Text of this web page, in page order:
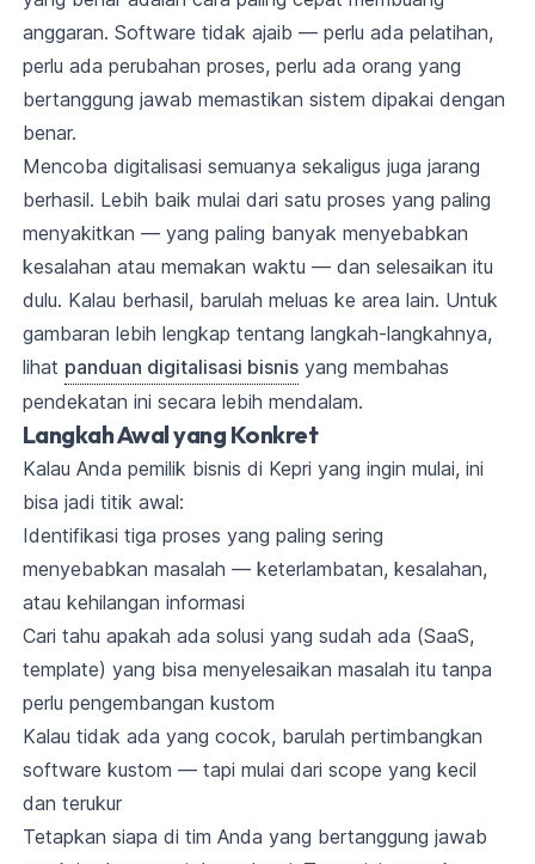
anggaran. Software tidak ajaib — perlu ada pelatihan,
perlu ada perubahan proses, perlu ada orang yang
bertanggung jawab memastikan sistem dipakai dengan
benar.
Mencoba digitalisasi semuanya sekaligus juga jarang
berhasil. Lebih baik mulai dari satu proses yang paling
menyakitkan — yang paling banyak menyebabkan
kesalahan atau memakan waktu — dan selesaikan itu
dulu. Kalau berhasil, barulah meluas ke area lain. Untuk
gambaran lebih lengkap tentang langkah-langkahnya,
lihat panduan digitalisasi bisnisyang membahas
pendekatan ini secara lebih mendalam.
Langkah Awal yang Konkret
Kalau Anda pemilik bisnis di Kepri yang ingin mulai, ini
bisa jadi titik awal:
Identifikasi tiga proses yang paling sering
menyebabkan masalah — keterlambatan, kesalahan,
atau kehilangan informasi
Cari tahu apakah ada solusi yang sudah ada (SaaS,
template) yang bisa menyelesaikan masalah itu tanpa
perlu pengembangan kustom
Kalau tidak ada yang cocok, barulah pertimbangkan
software kustom — tapi mulai dari scope yang kecil
dan terukur
Tetapkan siapa di tim Anda yang bertanggung jawab